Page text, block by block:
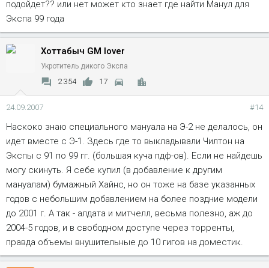
подойдет?? или нет может кто знает где найти Манул для
Экспа 99 года
Хоттабыч GM lover
Укротитель дикого Экспа
2 354 17
24.09.2007 #14
Наскоко знаю специального мануала на Э-2 не делалось, он
идет вместе с Э-1. Здесь где то выкладывали Чилтон на
Экспы с 91 по 99 гг. (большая куча пдф-ов). Если не найдешь
могу скинуть. Я себе купил (в добавление к другим
мануалам) бумажный Хайнс, но он тоже на базе указанных
годов с небольшим добавлением на более поздние модели
до 2001 г. А так - алдата и митчелл, весьма полезно, аж до
2004-5 годов, и в свободном доступе через торренты,
правда объемы внушительные до 10 гигов на доместик.